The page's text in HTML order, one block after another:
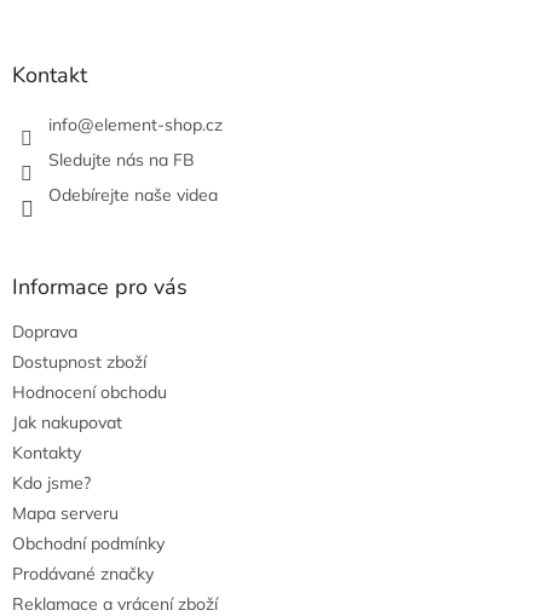
Kontakt
info@element-shop.cz
Sledujte nás na FB
Odebírejte naše videa
Informace pro vás
Doprava
Dostupnost zboží
Hodnocení obchodu
Jak nakupovat
Kontakty
Kdo jsme?
Mapa serveru
Obchodní podmínky
Prodávané značky
Reklamace a vrácení zboží